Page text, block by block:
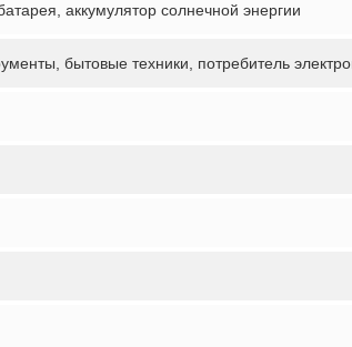
аккумулятор солнечной энергии
бытовые техники, потребитель